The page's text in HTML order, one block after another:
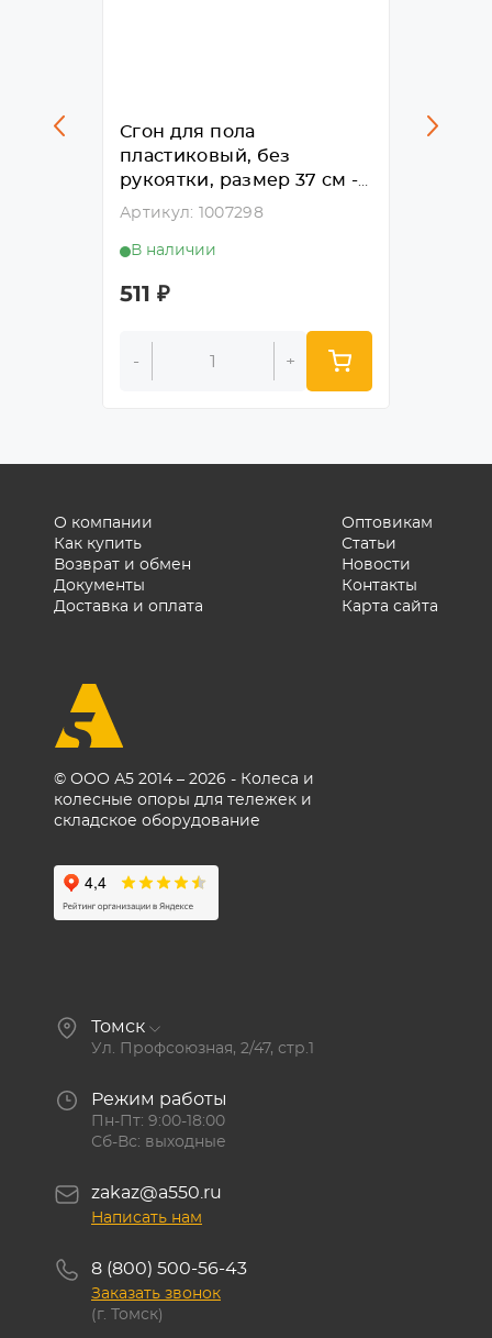
Сгон для пола
пластиковый, без
рукоятки, размер 37 см -
KY3773
Артикул: 1007298
В наличии
511 ₽
- +
Сгон
© ООО А5 2014 – 2026 - Колеса и
колесные опоры для тележек и
складское оборудование
О компании
Как купить
Возврат и обмен
Документы
Доставка и оплата
Оптовикам
Статьи
Новости
Контакты
Карта сайта
Томск
Ул. Профсоюзная, 2/47, стр.1
Режим работы
Пн-Пт: 9:00-18:00
Сб-Вс: выходные
zakaz@a550.ru
Написать нам
8 (800) 500-56-43
Заказать звонок
(г. Томск)